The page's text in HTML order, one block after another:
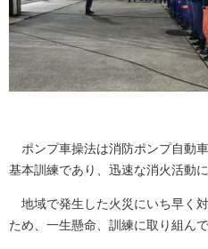
ポンプ車操法は消防ポンプ自動
基本訓練であり、迅速な消火活動
地域で発生した火災にいち早く
ため、一生懸命、訓練に取り組んで